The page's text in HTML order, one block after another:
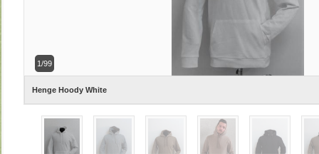
1/99